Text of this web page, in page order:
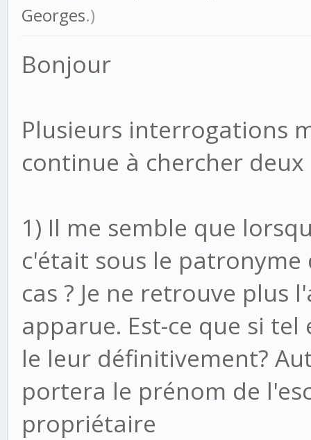
Georges.)
Bonjour
Plusieurs interrogations
continue à chercher deux
1) Il me semble que
c'était sous le
cas ? Je ne retrouve plus
apparue. Est-ce que si
le leur définitivement?
portera le prénom de
propriétaire